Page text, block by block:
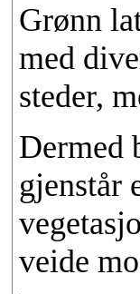
Grønn
med
steder,
Dermed
gjenstår
veide